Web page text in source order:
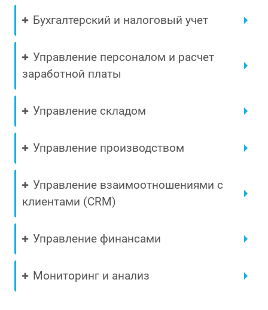
Бухгалтерский и налоговый учет
Управление персоналом и расчет
заработной платы
Управление складом
Управление производством
Управление взаимоотношениями с
клиентами (CRM)
Управление финансами
Мониторинг и анализ